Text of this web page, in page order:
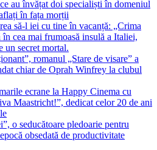
au învățat doi specialiști în domeniul
în fața morții
să-l iei cu tine în vacanță: „Crima
cea mai frumoasă insulă a Italiei,
un secret mortal.
romanul „Stare de visare” a
chiar de Oprah Winfrey la clubul
ecrane la Happy Cinema cu
Maastricht!”, dedicat celor 20 de ani
o seducătoare pledoarie pentru
obsedată de productivitate